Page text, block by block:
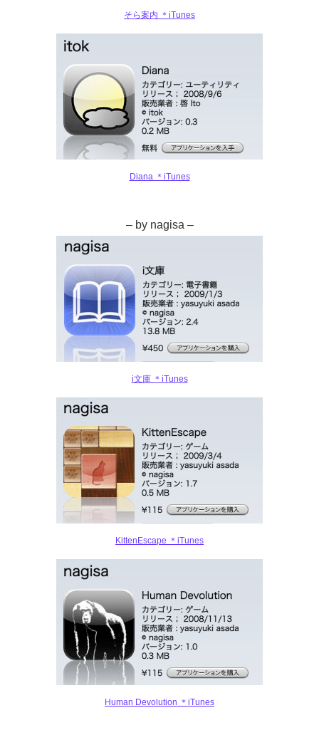
そら案内 ＊iTunes
Diana ＊iTunes
– by nagisa –
i文庫 ＊iTunes
KittenEscape ＊iTunes
Human Devolution ＊iTunes